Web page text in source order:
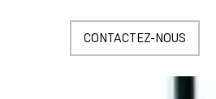
CONTACTEZ-NOUS